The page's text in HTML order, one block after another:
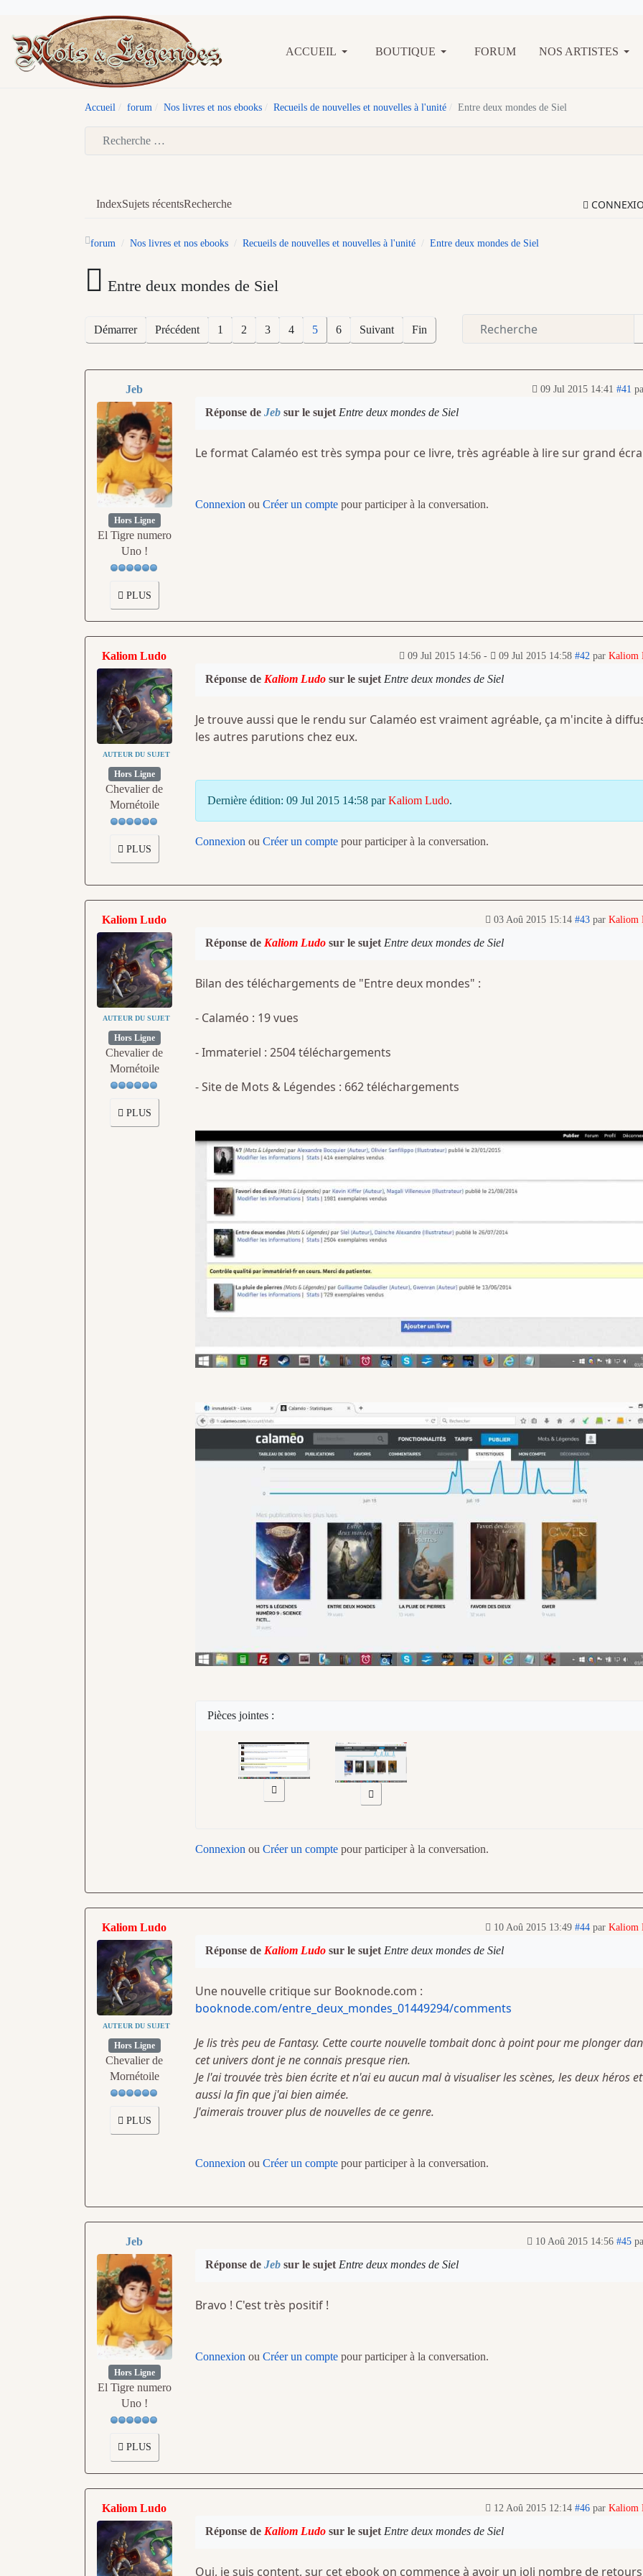
ACCUEIL BOUTIQUE FORUM NOS ARTISTES
Accueil forum Nos livres et nos ebooks Recueils de nouvelles et nouvelles à l'unité Entre deux mondes de Siel
IndexSujets récentsRecherche
forum Nos livres et nos ebooks Recueils de nouvelles et nouvelles à l'unité Entre deux mondes de Siel
Entre deux mondes de Siel
Démarrer Précédent 1 2 3 4 5 6 Suivant Fin
Jeb
Hors Ligne
El Tigre numero
Uno !
PLUS
09 Jul 2015 14:41 #41
Réponse de Jebsur le sujet Entre deux mondes de Siel
Le format Calaméo est très sympa pour ce livre, très agréable à lire sur grand
Connexion ou Créer un comptepour participer à la conversation.
Kaliom Ludo
AUTEUR DU SUJET
Hors Ligne
Chevalier de
Mornétoile
PLUS
09 Jul 2015 14:56- 09 Jul 2015 14:58 #42 par Kaliom
Réponse de Kaliom Ludosur le sujet Entre deux mondes de Siel
Je trouve aussi que le rendu sur Calaméo est vraiment agréable, ça m'incite à
les autres parutions chez eux.
Dernière édition: 09 Jul 2015 14:58 parKaliom Ludo.
Connexion ou Créer un comptepour participer à la conversation.
Kaliom Ludo
AUTEUR DU SUJET
Hors Ligne
Chevalier de
Mornétoile
PLUS
03 Aoû 2015 15:14 #43 par Kaliom
Réponse de Kaliom Ludosur le sujet Entre deux mondes de Siel
Bilan des téléchargements de "Entre deux mondes" :
- Calaméo : 19 vues
- Immateriel : 2504 téléchargements
- Site de Mots & Légendes : 662 téléchargements
Pièces jointes :
Connexion ou Créer un comptepour participer à la conversation.
Kaliom Ludo
AUTEUR DU SUJET
Hors Ligne
Chevalier de
Mornétoile
PLUS
10 Aoû 2015 13:49 #44 par Kaliom
Réponse de Kaliom Ludosur le sujet Entre deux mondes de Siel
Une nouvelle critique sur Booknode.com :
booknode.com/entre_deux_mondes_01449294/comments
Je lis très peu de Fantasy. Cette courte nouvelle tombait donc à point pour me plonger
cet univers dont je ne connais presque rien.
Je l'ai trouvée très bien écrite et n'ai eu aucun mal à visualiser les scènes, les deux héros et
aussi la fin que j'ai bien aimée.
J'aimerais trouver plus de nouvelles de ce genre.
Connexion ou Créer un comptepour participer à la conversation.
Jeb
Hors Ligne
El Tigre numero
Uno !
PLUS
10 Aoû 2015 14:56 #45
Réponse de Jebsur le sujet Entre deux mondes de Siel
Bravo ! C'est très positif !
Connexion ou Créer un comptepour participer à la conversation.
Kaliom Ludo 12 Aoû 2015 12:14 #46 par Kaliom
Réponse de Kaliom Ludosur le sujet Entre deux mondes de Siel
Oui, je suis content, sur cet ebook on commence à avoir un joli nombre de retours